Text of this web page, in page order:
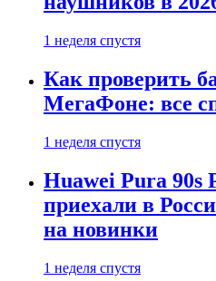
1 неделя спустя
Как проверить
МегаФоне: все
1 неделя спустя
Huawei Pura 90s
приехали в
на новинки
1 неделя спустя